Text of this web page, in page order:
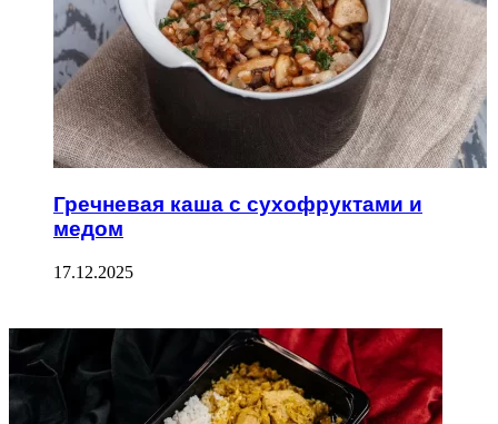
Гречневая каша с сухофруктами и
медом
17.12.2025